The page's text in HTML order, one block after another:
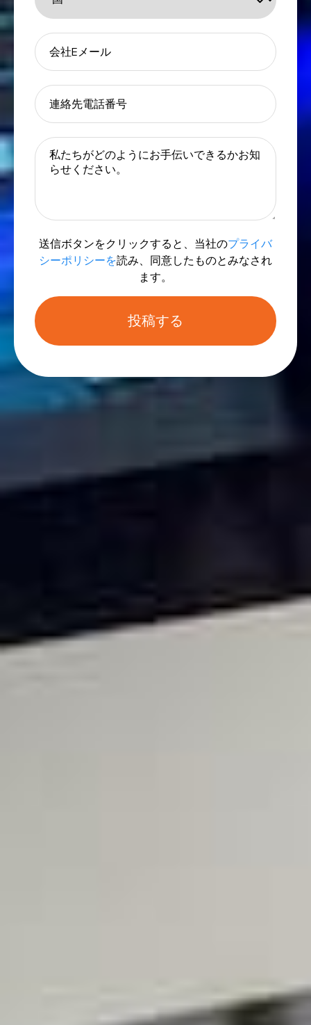
送信ボタンをクリックすると、当社のプライバ
シーポリシーを読み、同意したものとみなされ
ます。